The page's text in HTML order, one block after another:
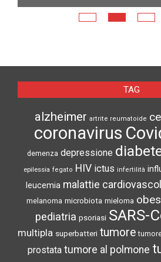
TAG
alzheimer artrite reumatoide
coronavirus
demenza depressione
epilessia fegato HIV ictus infertilità
leucemia malattie
melanoma microbiota mieloma
pediatria psoriasi SARS-
multipla superbatteri tumore
prostata tumore al polmone